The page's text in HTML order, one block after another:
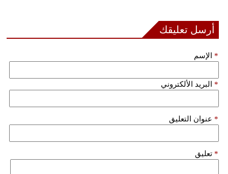
فيديو
أرسل تعليقك
الإسم *
البريد الألكتروني *
عنوان التعليق *
تعليق *